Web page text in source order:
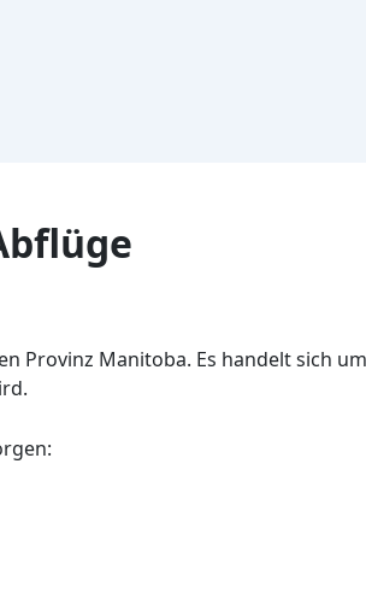
Provinz Manitoba. Es handelt sich